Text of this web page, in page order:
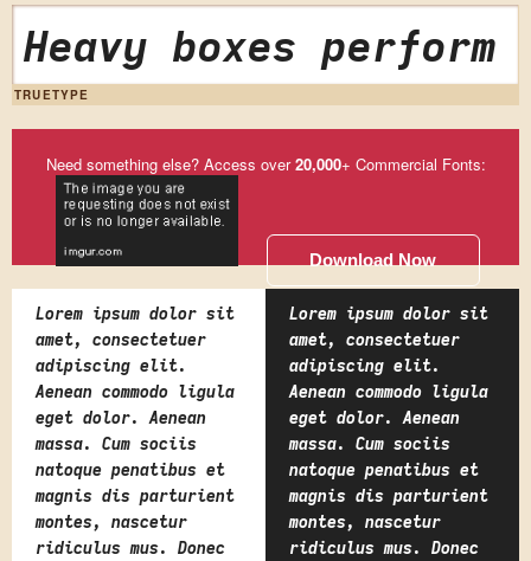
Heavy boxes
TRUETYPE
Need something else? Access over20,000+ Commercial Fonts:
Download Now
Lorem ipsum dolor sit
amet, consectetuer
adipiscing elit.
Aenean commodo ligula
eget dolor. Aenean
massa. Cum sociis
natoque penatibus et
magnis dis parturient
montes, nascetur
ridiculus mus. Donec
Lorem ipsum dolor sit
amet, consectetuer
adipiscing elit.
Aenean commodo ligula
eget dolor. Aenean
massa. Cum sociis
natoque penatibus et
magnis dis parturient
montes, nascetur
ridiculus mus. Donec